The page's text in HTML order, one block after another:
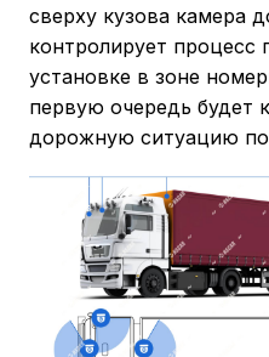
сверху кузова камера
контролирует процесс
установке в зоне
первую очередь будет
дорожную ситуацию